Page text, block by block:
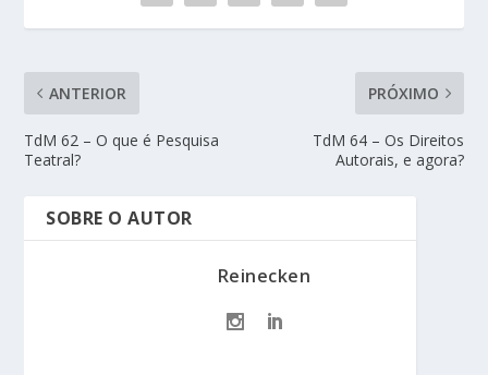
ANTERIOR
TdM 62 – O que é Pesquisa
Teatral?
PRÓXIMO
TdM 64 – Os Direitos
Autorais, e agora?
SOBRE O AUTOR
Reinecken